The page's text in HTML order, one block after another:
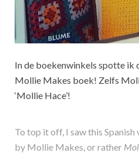
In de boekenwinkels spotte ik
Mollie Makes boek! Zelfs
‘Mollie Hace’!
To top it off, I saw this
by Mollie Makes, or rather